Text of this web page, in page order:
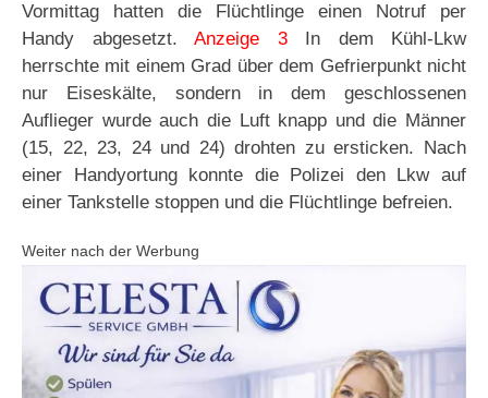
Vormittag hatten die Flüchtlinge einen Notruf per
Handy abgesetzt. Anzeige 3In dem Kühl-Lkw
herrschte mit einem Grad über dem Gefrierpunkt nicht
nur Eiseskälte, sondern in dem geschlossenen
Auflieger wurde auch die Luft knapp und die Männer
(15, 22, 23, 24 und 24) drohten zu ersticken. Nach
einer Handyortung konnte die Polizei den Lkw auf
einer Tankstelle stoppen und die Flüchtlinge befreien.
Weiter nach der Werbung